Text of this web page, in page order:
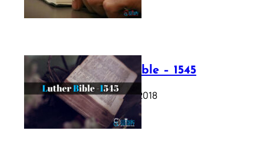
Luther Bible – 1545
October 17, 2018